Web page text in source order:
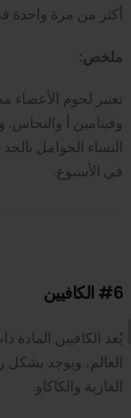
أكثر من مرة واحدة
ملخص:
وفيتامين أ والنحاس.
النساء الحوامل
في الأسبوع.
#6 الكافيين
يُعد الكافيين المادة
العالم، ويوجد
الغازية والكاكاو.